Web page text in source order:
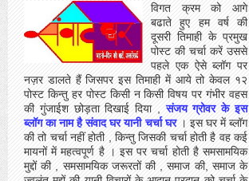
विगत क्रम को आगे
बढाते हुए हम वर्ष की
दूसरी तिमाही के प्रमुख
पोस्ट की चर्चा करें उससे
पहले एक ऐसे ब्लॉग पर
नज़र डालते हैं जिसपर इस तिमाही में आये तो केवल १२
पोस्ट किन्तु हर पोस्ट किसी न किसी विषय पर गंभीर वहस
की गुंजाईश छोड़ता दिखाई दिया ,संजय ग्रोवर के इस
ब्लॉग का नाम है संवाद घर यानी चर्चा घर। इस घर में ब्लॉग
की तो चर्चा नहीं होती , किन्तु जिसकी चर्चा होती है वह कई
मायनों में महत्वपूर्ण है । इस पर चर्चा होती है समसामयिक
मुद्दों की , समसामयिक जरूरतों की , समाज की, समाज के